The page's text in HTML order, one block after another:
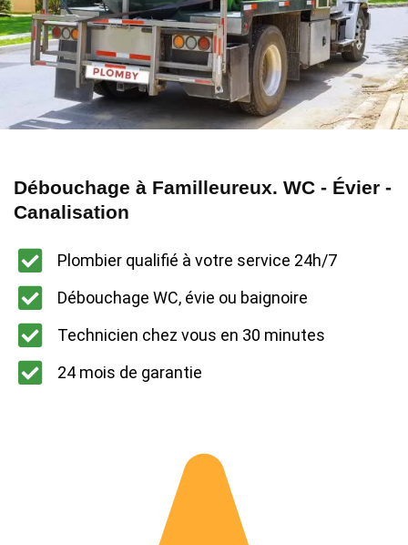
Débouchage à Familleureux. WC - Évier -
Canalisation
Plombier qualifié à votre service 24h/7
Débouchage WC, évie ou baignoire
Technicien chez vous en 30 minutes
24 mois de garantie